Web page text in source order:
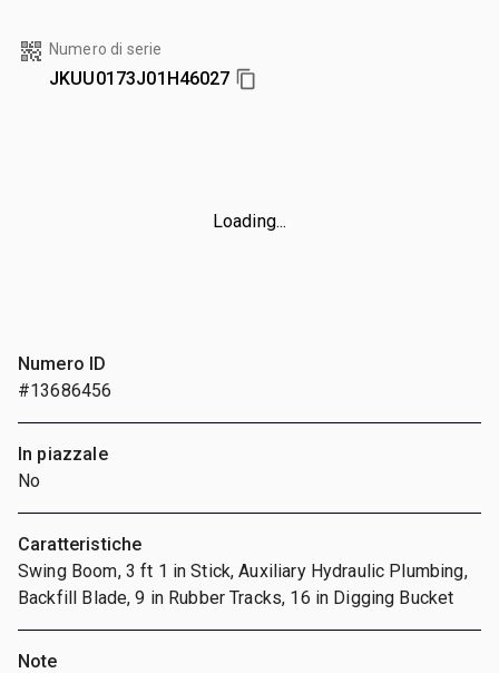
Numero di serie
JKUU0173J01H46027
Loading...
Numero ID
#13686456
In piazzale
No
Caratteristiche
Swing Boom, 3 ft 1 in Stick, Auxiliary Hydraulic Plumbing,
Backfill Blade, 9 in Rubber Tracks, 16 in Digging Bucket
Note